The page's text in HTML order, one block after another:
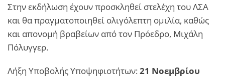
Στην εκδήλωση έχουν προσκληθεί στελέχη του ΛΣΑ
και θα πραγματοποιηθεί ολιγόλεπτη ομιλία, καθώς
και απονομή βραβείων από τον Πρόεδρο, Μιχάλη
Πόλυγγερ.
Λήξη Υποβολής Υποψηφιοτήτων:21 Νοεμβρίου